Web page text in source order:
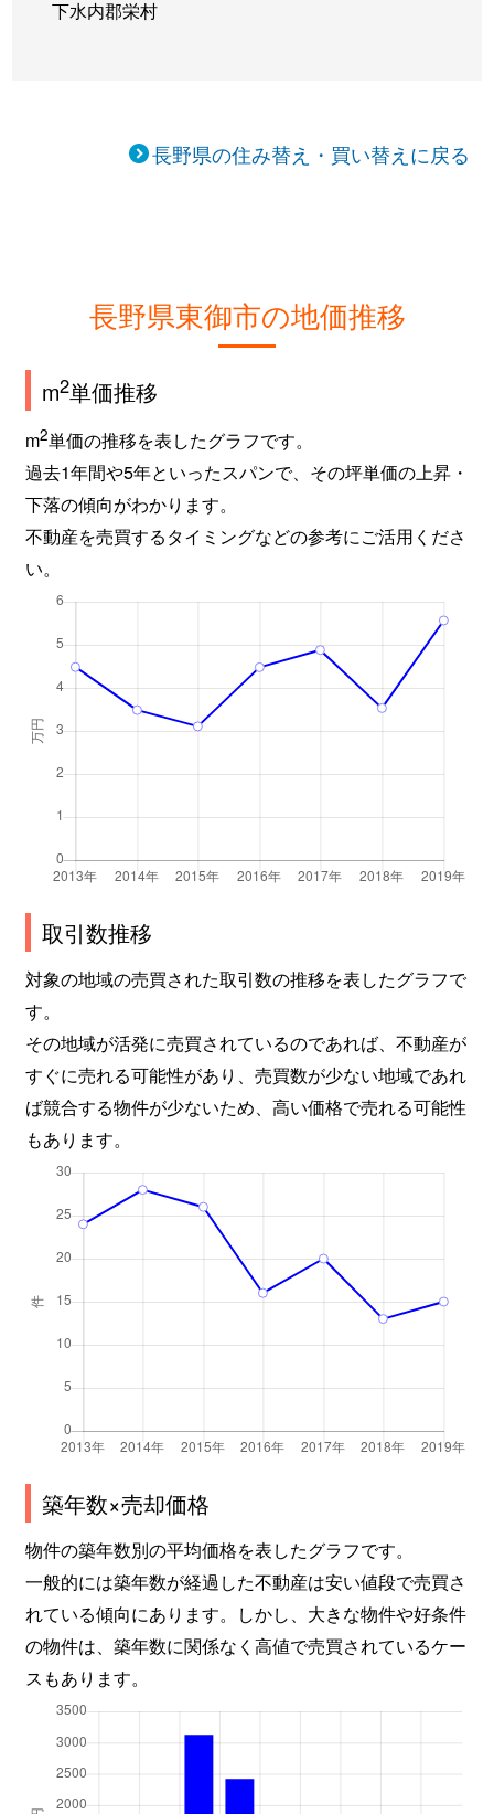
下水内郡栄村
長野県の住み替え・買い替えに戻る
長野県東御市の地価推移
m2単価推移
m2単価の推移を表したグラフです。
過去1年間や5年といったスパンで、その坪単価の上昇・
下落の傾向がわかります。
不動産を売買するタイミングなどの参考にご活用くださ
い。
取引数推移
対象の地域の売買された取引数の推移を表したグラフで
す。
その地域が活発に売買されているのであれば、不動産が
すぐに売れる可能性があり、売買数が少ない地域であれ
ば競合する物件が少ないため、高い価格で売れる可能性
もあります。
築年数×売却価格
物件の築年数別の平均価格を表したグラフです。
一般的には築年数が経過した不動産は安い値段で売買さ
れている傾向にあります。しかし、大きな物件や好条件
の物件は、築年数に関係なく高値で売買されているケー
スもあります。